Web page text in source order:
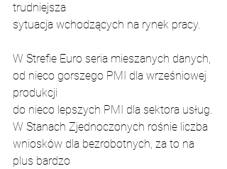
trudniejsza
sytuacja wchodzących na rynek pracy.
W Strefie Euro seria mieszanych danych,
od nieco gorszego PMI dla wrześniowej
produkcji
do nieco lepszych PMI dla sektora usług.
W Stanach Zjednoczonych rośnie liczba
wniosków dla bezrobotnych, za to na
plus bardzo